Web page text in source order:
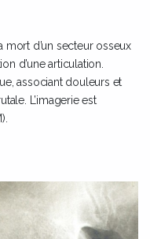
mort d’un secteur osseux
d’une articulation.
associant douleurs et
L’imagerie est